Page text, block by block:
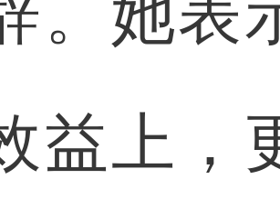
。她表
益上，